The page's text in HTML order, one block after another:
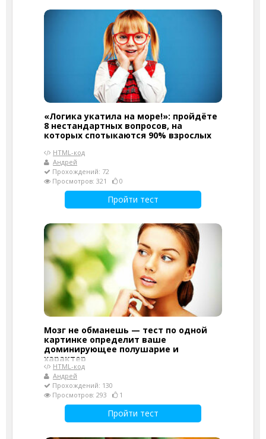
«Логика укатила на море!»: пройдёте
8 нестандартных вопросов, на
которых спотыкаются 90% взрослых
HTML-код
Андрей
Прохождений: 72
Просмотров: 321
0
Пройти тест
Мозг не обманешь — тест по одной
картинке определит ваше
доминирующее полушарие и
характер
HTML-код
Андрей
Прохождений: 130
Просмотров: 293
1
Пройти тест